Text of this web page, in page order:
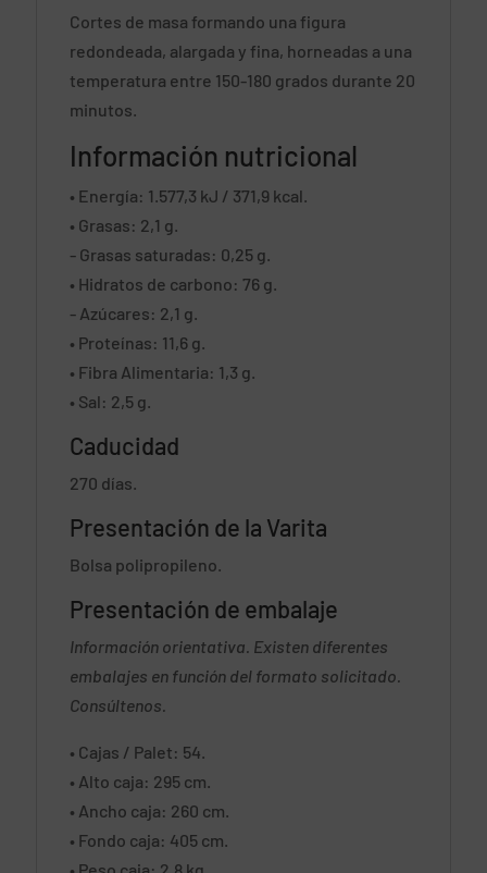
Cortes de masa formando una figura
redondeada, alargada y fina, horneadas a una
temperatura entre 150-180 grados durante 20
minutos.
Información nutricional
• Energía: 1.577,3 kJ / 371,9 kcal.
• Grasas: 2,1 g.
- Grasas saturadas: 0,25 g.
• Hidratos de carbono: 76 g.
- Azúcares: 2,1 g.
• Proteínas: 11,6 g.
• Fibra Alimentaria: 1,3 g.
• Sal: 2,5 g.
Caducidad
270 días.
Presentación de la Varita
Bolsa polipropileno.
Presentación de embalaje
Información orientativa. Existen diferentes
embalajes en función del formato solicitado.
Consúltenos.
• Cajas / Palet: 54.
• Alto caja: 295 cm.
• Ancho caja: 260 cm.
• Fondo caja: 405 cm.